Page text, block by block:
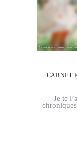
CARNET
Je te